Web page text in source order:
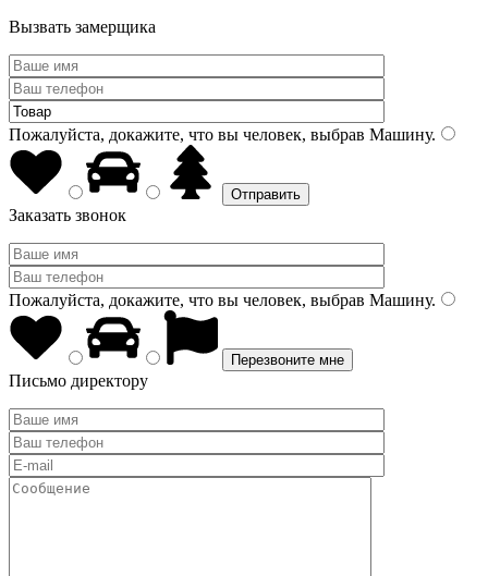
Вызвать замерщика
Пожалуйста, докажите, что вы человек, выбрав Машину.
Заказать звонок
Пожалуйста, докажите, что вы человек, выбрав Машину.
Письмо директору